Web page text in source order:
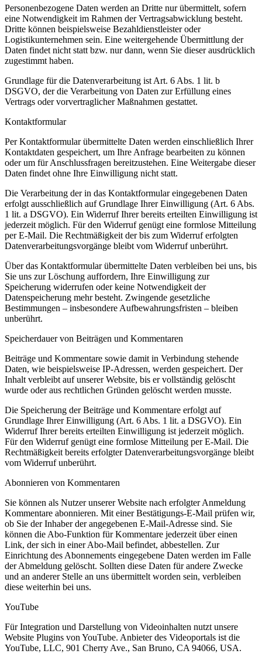
Personenbezogene Daten werden an Dritte nur übermittelt, sofern
eine Notwendigkeit im Rahmen der Vertragsabwicklung besteht.
Dritte können beispielsweise Bezahldienstleister oder
Logistikunternehmen sein. Eine weitergehende Übermittlung der
Daten findet nicht statt bzw. nur dann, wenn Sie dieser ausdrücklich
zugestimmt haben.
Grundlage für die Datenverarbeitung ist Art. 6 Abs. 1 lit. b
DSGVO, der die Verarbeitung von Daten zur Erfüllung eines
Vertrags oder vorvertraglicher Maßnahmen gestattet.
Kontaktformular
Per Kontaktformular übermittelte Daten werden einschließlich Ihrer
Kontaktdaten gespeichert, um Ihre Anfrage bearbeiten zu können
oder um für Anschlussfragen bereitzustehen. Eine Weitergabe dieser
Daten findet ohne Ihre Einwilligung nicht statt.
Die Verarbeitung der in das Kontaktformular eingegebenen Daten
erfolgt ausschließlich auf Grundlage Ihrer Einwilligung (Art. 6 Abs.
1 lit. a DSGVO). Ein Widerruf Ihrer bereits erteilten Einwilligung ist
jederzeit möglich. Für den Widerruf genügt eine formlose Mitteilung
per E-Mail. Die Rechtmäßigkeit der bis zum Widerruf erfolgten
Datenverarbeitungsvorgänge bleibt vom Widerruf unberührt.
Über das Kontaktformular übermittelte Daten verbleiben bei uns, bis
Sie uns zur Löschung auffordern, Ihre Einwilligung zur
Speicherung widerrufen oder keine Notwendigkeit der
Datenspeicherung mehr besteht. Zwingende gesetzliche
Bestimmungen – insbesondere Aufbewahrungsfristen – bleiben
unberührt.
Speicherdauer von Beiträgen und Kommentaren
Beiträge und Kommentare sowie damit in Verbindung stehende
Daten, wie beispielsweise IP-Adressen, werden gespeichert. Der
Inhalt verbleibt auf unserer Website, bis er vollständig gelöscht
wurde oder aus rechtlichen Gründen gelöscht werden musste.
Die Speicherung der Beiträge und Kommentare erfolgt auf
Grundlage Ihrer Einwilligung (Art. 6 Abs. 1 lit. a DSGVO). Ein
Widerruf Ihrer bereits erteilten Einwilligung ist jederzeit möglich.
Für den Widerruf genügt eine formlose Mitteilung per E-Mail. Die
Rechtmäßigkeit bereits erfolgter Datenverarbeitungsvorgänge bleibt
vom Widerruf unberührt.
Abonnieren von Kommentaren
Sie können als Nutzer unserer Website nach erfolgter Anmeldung
Kommentare abonnieren. Mit einer Bestätigungs-E-Mail prüfen wir,
ob Sie der Inhaber der angegebenen E-Mail-Adresse sind. Sie
können die Abo-Funktion für Kommentare jederzeit über einen
Link, der sich in einer Abo-Mail befindet, abbestellen. Zur
Einrichtung des Abonnements eingegebene Daten werden im Falle
der Abmeldung gelöscht. Sollten diese Daten für andere Zwecke
und an anderer Stelle an uns übermittelt worden sein, verbleiben
diese weiterhin bei uns.
YouTube
Für Integration und Darstellung von Videoinhalten nutzt unsere
Website Plugins von YouTube. Anbieter des Videoportals ist die
YouTube, LLC, 901 Cherry Ave., San Bruno, CA 94066, USA.